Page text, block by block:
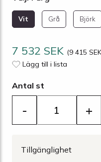
Vit Grå Björk
7 532 SEK (9 415
Lägg till i lista
Antal st
- +
Tillgänglighet